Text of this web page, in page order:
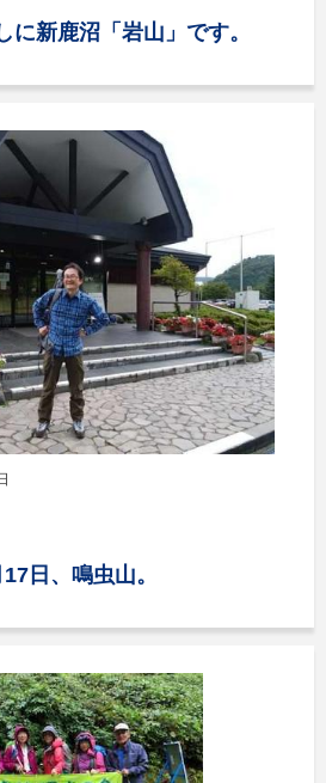
に新鹿沼「岩山」です。
日、鳴虫山。